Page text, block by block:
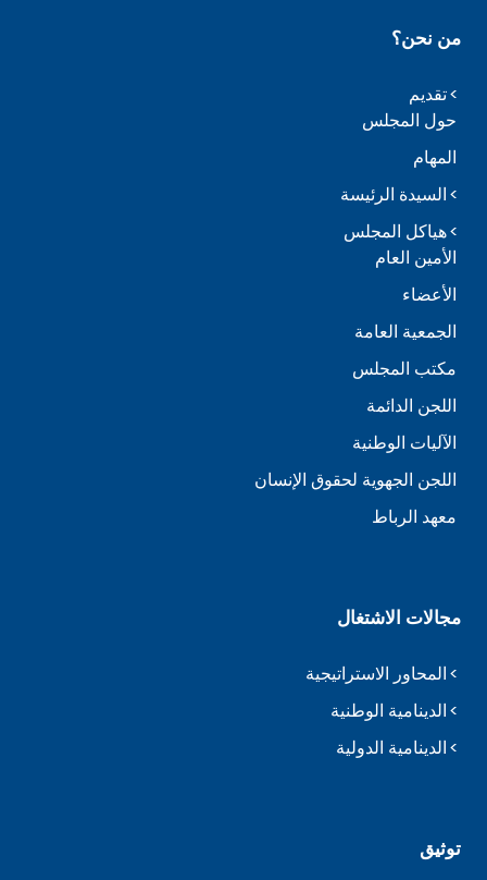
من نحن؟
تقديم
حول المجلس
المهام
السيدة الرئيسة
هياكل المجلس
الأمين العام
الأعضاء
الجمعية العامة
مكتب المجلس
اللجن الدائمة
الآليات الوطنية
اللجن الجهوية لحقوق الإنسان
معهد الرباط
مجالات الاشتغال
المحاور الاستراتيجية
الدينامية الوطنية
الدينامية الدولية
توثيق